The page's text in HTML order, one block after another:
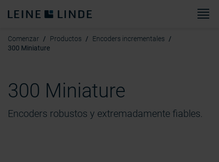
Comenzar Productos
Encoders incrementales
300 Miniature
300 Miniature
Encoders robustos y extremadamente fiables.